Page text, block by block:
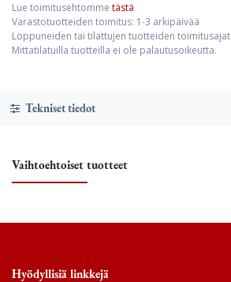
Lue toimitusehtomme tästä
Varastotuotteiden toimitus: 1-3 arkipäivää
Loppuneiden tai tilattujen tuotteiden
Mittatilatuilla tuotteilla ei ole palautusoikeutta.
Tekniset tiedot
Vaihtoehtoiset tuotteet
Hyödyllisiä linkkejä